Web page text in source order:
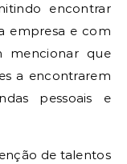
encontrar
empresa e com
mencionar que
a encontrarem
pessoais e
de talentos